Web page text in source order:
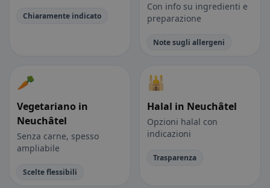
Chiaramente indicato
Con info su ingredienti e
preparazione
Note sugli allergeni
🥕
Vegetariano in
Neuchâtel
Senza carne, spesso
ampliabile
Scelte flessibili
🕌
Halal in Neuchâtel
Opzioni halal con
indicazioni
Trasparenza